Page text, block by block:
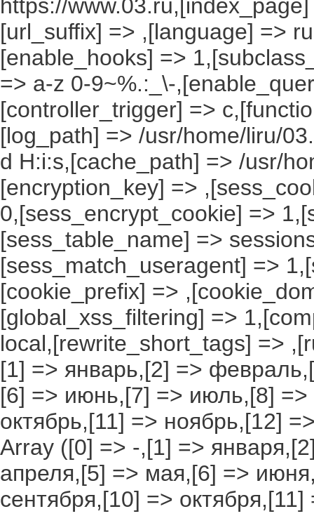
https://
[url_suffix] => ,[language] =>
[enable_hooks] =>
=> a-z 0-9~%.:_\-
[controller_trigger] =>
[log_path] => /usr/home/liru/
d H:i:s,[cache_path] => /usr/
[encryption_key] =>
0,[sess_encrypt_cookie] =>
[sess_table_name] =>
[sess_match_useragent] =>
[cookie_prefix] =>
[global_xss_filtering] =>
local,[rewrite_short_tags] =>
[1] => январь,[2] =>
[6] => июнь,[7] => июль,[8] =>
октябрь,[11] => ноябрь,[12]
Array ([0] => -,[1] =>
апреля,[5] => мая,[6] =>
сентября,[10] =>